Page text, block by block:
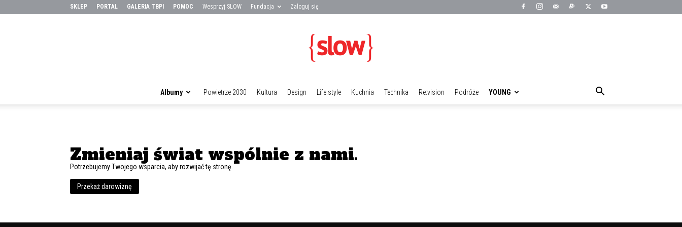
SKLEP PORTAL GALERIA TBPI POMOC Wesprzyj SLOW Fundacja Zaloguj się
Albumy Powietrze 2030 Kultura Design Life:style Kuchnia Technika Re:vision Podróże YOUNG
Zmieniaj świat wspólnie z nami.
Potrzebujemy Twojego wsparcia, aby rozwijać tę stronę.
Przekaż darowiznę